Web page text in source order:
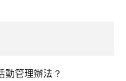
動管理辦法？